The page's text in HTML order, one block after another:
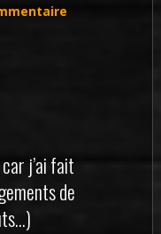
j’ai fait
de